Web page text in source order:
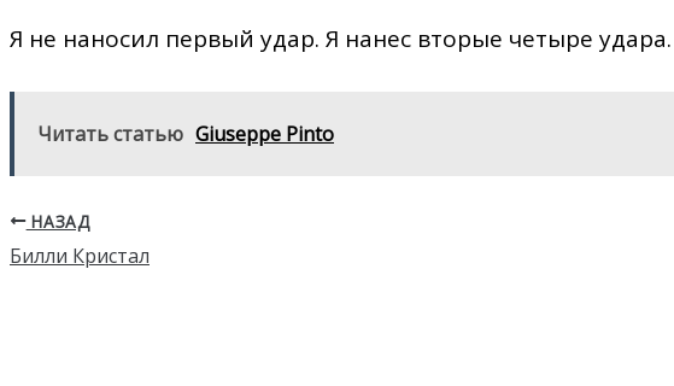
Я не наносил первый удар. Я нанес вторые четыре удара.
Читать статью Giuseppe Pinto
НАЗАД
Билли Кристал